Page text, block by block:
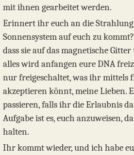
mit ihnen gearbeitet werden.
Erinnert ihr euch an die
Sonnensystem auf euch zu
dass sie auf das magnetische
alles wird anfangen eure DNA
nur freigeschaltet, was ihr mittels
akzeptieren könnt, meine Lieben.
passieren, falls ihr die Erlaubnis
Aufgabe ist es, euch anzuweisen,
halten.
Ihr kommt wieder, und ich habe